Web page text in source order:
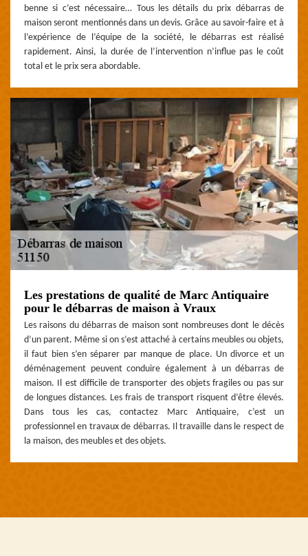
benne si c’est nécessaire… Tous les détails du prix débarras de
maison seront mentionnés dans un devis. Grâce au savoir-faire et à
l’expérience de l’équipe de la société, le débarras est réalisé
rapidement. Ainsi, la durée de l’intervention n’influe pas le coût
total et le prix sera abordable.
Les prestations de qualité de Marc Antiquaire
pour le débarras de maison à Vraux
Les raisons du débarras de maison sont nombreuses dont le décès
d’un parent. Même si on s’est attaché à certains meubles ou objets,
il faut bien s’en séparer par manque de place. Un divorce et un
déménagement peuvent conduire également à un débarras de
maison. Il est difficile de transporter des objets fragiles ou pas sur
de longues distances. Les frais de transport risquent d’être élevés.
Dans tous les cas, contactez Marc Antiquaire, c’est un
professionnel en travaux de débarras. Il travaille dans le respect de
la maison, des meubles et des objets.